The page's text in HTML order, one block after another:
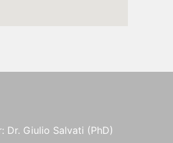
Dr. Giulio Salvati (PhD)